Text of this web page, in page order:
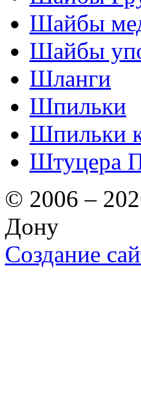
Шайбы
Шайбы
Шланги
Шпильки
Шпильки
Штуцера
© 2006 –
Дону
Создание